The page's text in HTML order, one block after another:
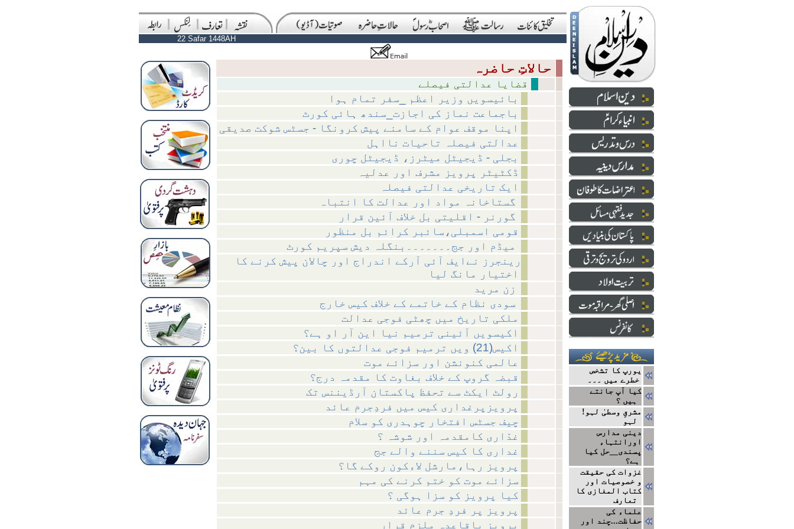
22 Safar 1448AH
حالاتِ حاضرہ
بائیسویں وزیر اعظم _سفر تمام ہوا
باجماعت نماز کی اجازت_سندھ ہائی کورٹ
اپنا موقف عوام کے سامنے پیش کرونگا - جسٹس شوکت صدیقی
عدالتی فیصلہ تاحیات نااہل
بجلی - ڈیجیٹل میٹرز، ڈیجیٹل چوری
ڈکٹیٹر پرویز مشرف اور عدلیہ
ایک تاریخی عدالتی فیصلہ
قومی اسمبلی،سائبر کرائم بل منظور
رینجرز نےایف آئی آرکے اندراج اور چالان پیش کرنے کا
اختیار مانگ لیا
ملکی تاریخ میں چھٹی فوجی عدالت
اکیسویں آئینی ترمیم نیا این آر او ہے؟
اکیس(21) ویں ترمیم فوجی عدالتوں کا بین؟
عالمی کنونشن اور سزائے موت
قبضہ گروپ کے خلاف بغاوت کا مقدمہ درج؟
رولٹ ایکٹ سے تحفظ پاکستان آرڈیننس تک
پرویزپرغداری کیس میں فردِجرم عائد
چیف جسٹس افتخار چوہدری کو سلام
غدّاری کامقدمہ اور شوشہ ؟
غداری کا کیس سننے والے جج
پرویز رہا،مارشل لاءکون روکے گا؟
سزائے موت کو ختم کرنے کی مہم
کیا پرویز کو سزا ہوگی ؟
پرویز پر فردِ جرم عائد
پرویز باقاعدہ ملزم قرار
یورپ کا تشخص
خطرے میں ۔۔۔
کیا آپ جانتے
!مشرقِ وسطیٰ لہو
دینی مدارس
اورانتہاء
پسندی__حل کیا
ہے؟
غزوات کی حقیقت
و خصوصیات اور
کتاب المغازی کا
علماء کی
حفاظت...چند اور